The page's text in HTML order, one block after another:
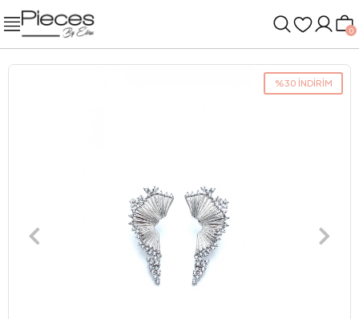
0
%30 İNDİRİM